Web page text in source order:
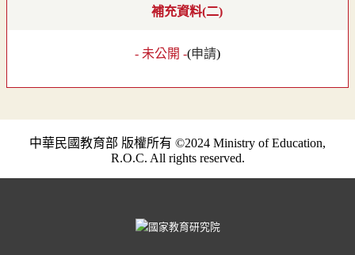
補充資料(二)
- 未公開 -(申請)
中華民國教育部 版權所有 ©2024 Ministry of Education,
R.O.C. All rights reserved.